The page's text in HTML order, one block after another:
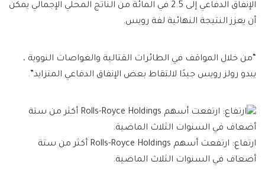
الإنفاق الدفاعي إلى 2.5 في المائة من الناتج المحلي الإجمالي يمكن
أن يعزز النتيجة النهائية لفة رويس.
“من خلال المواقف في الطائرات القتالية والغواصات النووية ،
يبدو رولز رويس جيدًا لالتقاط بعض الإنفاق الدفاعي المتزايد”.
ارتفاع: ارتفعت أسهم Rolls-Royce Holdings أكثر من ستة
أضعاف في السنوات الثلاث الماضية.